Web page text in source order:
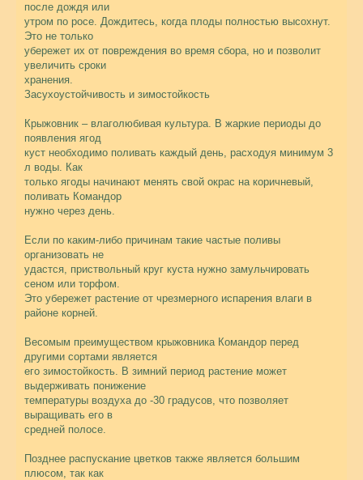
после дождя или
утром по росе. Дождитесь, когда плоды полностью высохнут.
Это не только
убережет их от повреждения во время сбора, но и позволит
увеличить сроки
хранения.
Засухоустойчивость и зимостойкость
Крыжовник – влаголюбивая культура. В жаркие периоды до
появления ягод
куст необходимо поливать каждый день, расходуя минимум 3
л воды. Как
только ягоды начинают менять свой окрас на коричневый,
поливать Командор
нужно через день.
Если по каким-либо причинам такие частые поливы
организовать не
удастся, приствольный круг куста нужно замульчировать
сеном или торфом.
Это убережет растение от чрезмерного испарения влаги в
районе корней.
Весомым преимуществом крыжовника Командор перед
другими сортами является
его зимостойкость. В зимний период растение может
выдерживать понижение
температуры воздуха до -30 градусов, что позволяет
выращивать его в
средней полосе.
Позднее распускание цветков также является большим
плюсом, так как